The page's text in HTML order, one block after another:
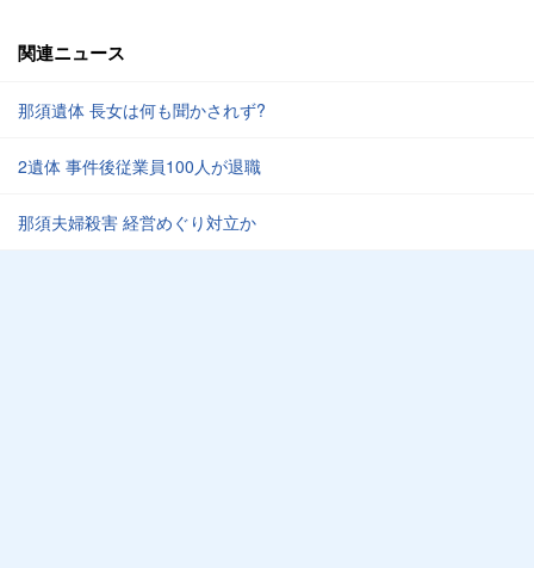
関連ニュース
那須遺体 長女は何も聞かされず?
2遺体 事件後従業員100人が退職
那須夫婦殺害 経営めぐり対立か